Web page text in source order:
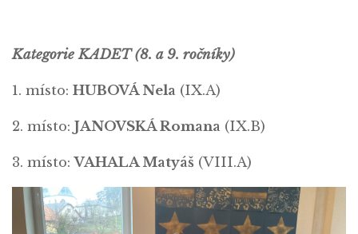
Kategorie KADET (8. a 9. ročníky)
1. místo: HUBOVÁ Nela (IX.A)
2. místo: JANOVSKÁ Romana (IX.B)
3. místo:VAHALA Matyáš (VIII.A)